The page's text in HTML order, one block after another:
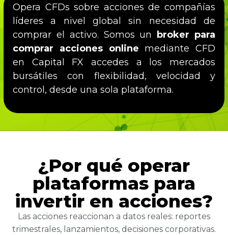
Opera CFDs sobre acciones de compañías
líderes a nivel global sin necesidad de
comprar el activo. Somos un
broker para
comprar acciones online mediante CFD
en Capital FX accedes a los mercados
bursátiles con flexibilidad, velocidad y
control, desde una sola plataforma.
¿Por qué operar
plataformas para
invertir en acciones?
Las acciones reaccionan a datos reales: reportes
trimestrales, lanzamientos, decisiones corporativas.